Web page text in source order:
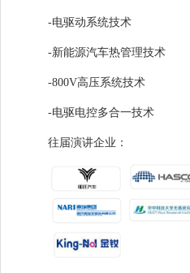
-电驱动系统技术
-新能源汽车热管理技术
-800V高压系统技术
-电驱电控多合一技术
往届演讲企业：